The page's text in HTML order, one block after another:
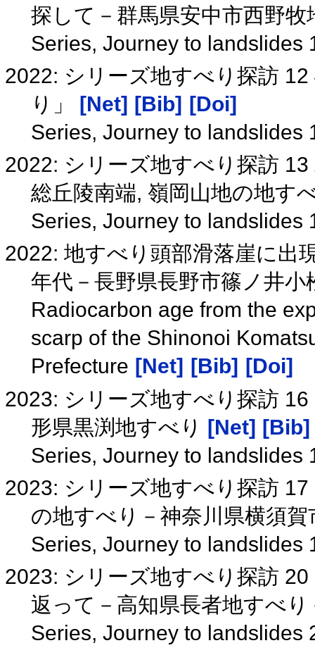
探して－群馬県安中市西野
Series, Journey to landslides
2022: シリーズ地すべり探訪
り」
[Net] [Bib]
[Doi]
Series, Journey to landslides
2022: シリーズ地すべり探訪
総丘陵南端, 嶺岡山地の地す
Series, Journey to landslides
2022: 地すべり頭部滑落崖に出
年代－長野県長野市篠ノ井
Radiocarbon age from the
scarp of the Shinonoi
Prefecture [Net] [Bib]
[Doi]
2023: シリーズ地すべり探訪
形県黒渕地すべり [Net] [Bib]
Series, Journey to landslides
2023: シリーズ地すべり探訪
の地すべり－神奈川県横須
Series, Journey to landslides
2023: シリーズ地すべり探訪
返って－高知県長者地すべ
Series, Journey to landslides